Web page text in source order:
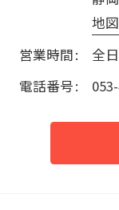
地
営業時間
全
電話番号